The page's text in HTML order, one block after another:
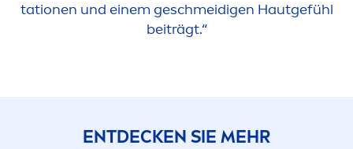
tationen und einem geschmeidigen Haut­gefühl
beiträgt.“
ENTDECKEN SIE MEHR